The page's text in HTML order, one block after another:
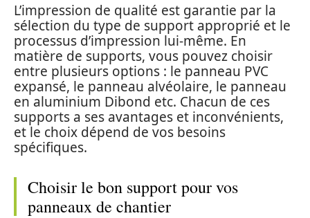
L’impression de qualité est garantie par la
sélection du type de support approprié et le
processus d’impression lui-même. En
matière de supports, vous pouvez choisir
entre plusieurs options : le panneau PVC
expansé, le panneau alvéolaire, le panneau
en aluminium Dibond etc. Chacun de ces
supports a ses avantages et inconvénients,
et le choix dépend de vos besoins
spécifiques.
Choisir le bon support pour vos
panneaux de chantier